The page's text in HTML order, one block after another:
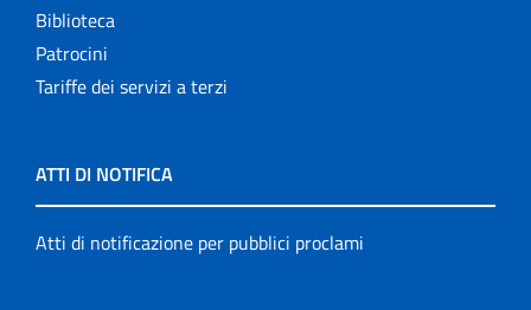
Biblioteca
Patrocini
Tariffe dei servizi a terzi
ATTI DI NOTIFICA
Atti di notificazione per pubblici proclami